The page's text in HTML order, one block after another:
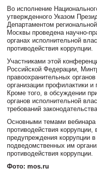
Во исполнение
утвержденного Указом
Департаментом
Москвы проведена научно-
органах исполнительной
противодействия коррупции.
Участниками этой
Российской Федерации,
правоохранительных
организации профилактики
Кроме того, в обсуждении
органов исполнительной
требований
Основными темами вебинара
противодействия
предупреждения коррупции
подведомственных им
противодействия коррупции.
Фото: mos.ru